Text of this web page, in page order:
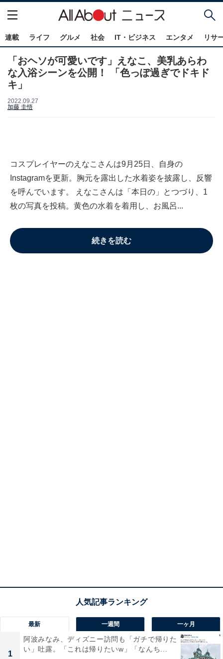
連載 ライフ グルメ 社会 IT・ビジネス エンタメ リサ
「おヘソが可愛いです」えなこ、美乳あらわ
な入浴シーンを公開！ 「色っぽ過ぎでドキド
キ」
2022.09.27
加藤 圭悟
コスプレイヤーのえなこさんは9月25日、自身の
Instagramを更新。胸元を露出した水着姿を披露し、反響
を呼んでいます。 えなこさんは「本日の」とつづり、1
枚の写真を投稿。黄色の水着を着用し、お風呂...
続きを読む
最新 一週間 一ヶ月
1
阿波みなみ、ディズニー訪問も「ガチで帰りた
い」吐露。「これは帰りたいw」「なんち...